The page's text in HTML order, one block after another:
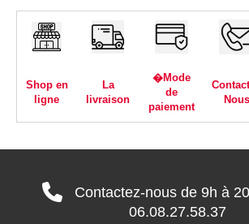
Shop en
ligne
La
livraison
�Mode
de
paiement
Nous
Contactez-nous de 9h à
06.08.27.58.37